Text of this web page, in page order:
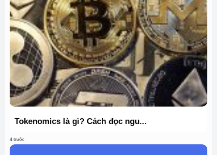
Tokenomics là gì? Cách đọc ngu...
4 trước